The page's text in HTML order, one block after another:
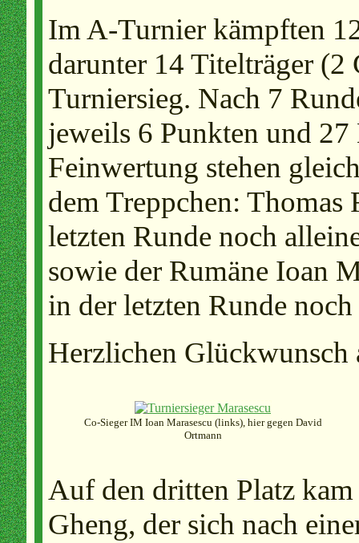
Im A-Turnier kämpften
darunter 14 Titelträger
Turniersieg. Nach 7
jeweils 6 Punkten und
Feinwertung stehen
dem Treppchen: Thomas
letzten Runde noch
sowie der Rumäne Ioan
in der letzten Runde
Herzlichen Glückwunsch
Co-Sieger IM Ioan Marasescu (links), hier gegen David
Ortmann
Auf den dritten Platz
Gheng, der sich nach